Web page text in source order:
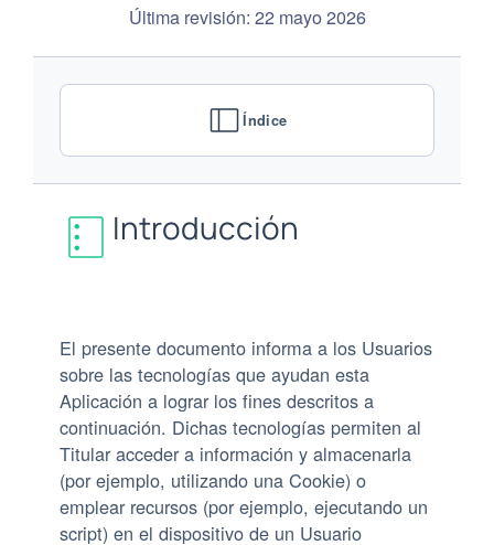
Última revisión: 22 mayo 2026
Índice
Introducción
El presente documento informa a los Usuarios
sobre las tecnologías que ayudan esta
Aplicación a lograr los fines descritos a
continuación. Dichas tecnologías permiten al
Titular acceder a información y almacenarla
(por ejemplo, utilizando una Cookie) o
emplear recursos (por ejemplo, ejecutando un
script) en el dispositivo de un Usuario